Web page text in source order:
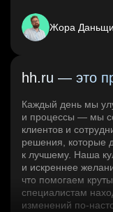
Жора
hh.ru — это
Каждый день мы
и процессы — мы
клиентов и
решения, которые
к лучшему. Наша
и искреннее
что помогаем
специалистам
изменений